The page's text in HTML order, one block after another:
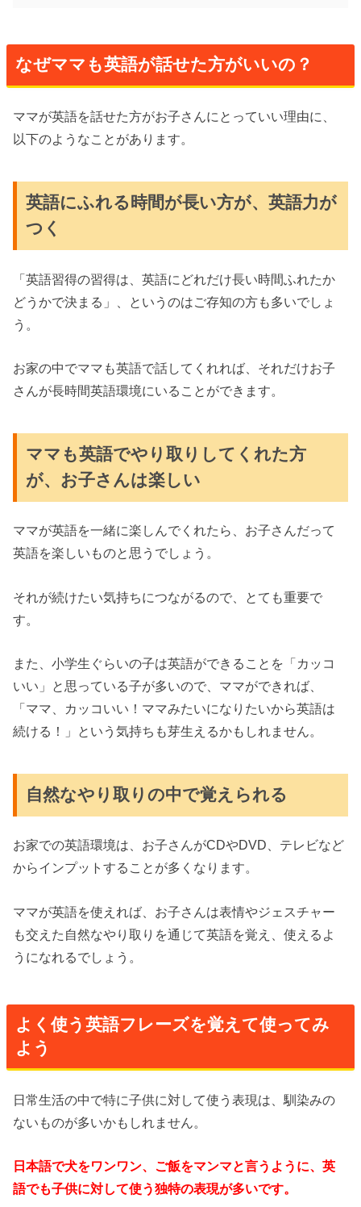
なぜママも英語が話せた方がいいの？
ママが英語を話せた方がお子さんにとっていい理由に、
以下のようなことがあります。
英語にふれる時間が長い方が、英語力が
つく
「英語習得の習得は、英語にどれだけ長い時間ふれたか
どうかで決まる」、というのはご存知の方も多いでしょ
う。
お家の中でママも英語で話してくれれば、それだけお子
さんが長時間英語環境にいることができます。
ママも英語でやり取りしてくれた方
が、お子さんは楽しい
ママが英語を一緒に楽しんでくれたら、お子さんだって
英語を楽しいものと思うでしょう。
それが続けたい気持ちにつながるので、とても重要で
す。
また、小学生ぐらいの子は英語ができることを「カッコ
いい」と思っている子が多いので、ママができれば、
「ママ、カッコいい！ママみたいになりたいから英語は
続ける！」という気持ちも芽生えるかもしれません。
自然なやり取りの中で覚えられる
お家での英語環境は、お子さんがCDやDVD、テレビなど
からインプットすることが多くなります。
ママが英語を使えれば、お子さんは表情やジェスチャー
も交えた自然なやり取りを通じて英語を覚え、使えるよ
うになれるでしょう。
よく使う英語フレーズを覚えて使ってみ
よう
日常生活の中で特に子供に対して使う表現は、馴染みの
ないものが多いかもしれません。
日本語で犬をワンワン、ご飯をマンマと言うように、英
語でも子供に対して使う独特の表現が多いです。